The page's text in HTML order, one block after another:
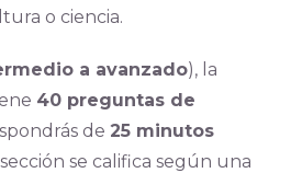
o ciencia.
a avanzado), la
40 preguntas de
de 25 minutos
se califica según una